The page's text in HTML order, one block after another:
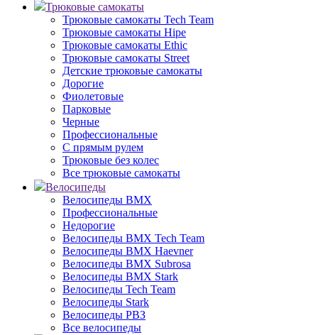
Трюковые самокаты
Трюковые самокаты Tech Team
Трюковые самокаты Hipe
Трюковые самокаты Ethic
Трюковые самокаты Street
Детские трюковые самокаты
Дорогие
Фиолетовые
Парковые
Черные
Профессиональные
С прямым рулем
Трюковые без колес
Все трюковые самокаты
Велосипеды
Велосипеды BMX
Профессиональные
Недорогие
Велосипеды BMX Tech Team
Велосипеды BMX Haevner
Велосипеды BMX Subrosa
Велосипеды BMX Stark
Велосипеды Tech Team
Велосипеды Stark
Велосипеды РВЗ
Все велосипеды